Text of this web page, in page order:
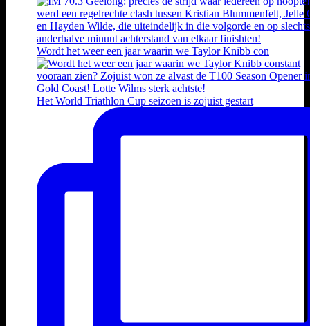
Wordt het weer een jaar waarin we Taylor Knibb con
Het World Triathlon Cup seizoen is zojuist gestart